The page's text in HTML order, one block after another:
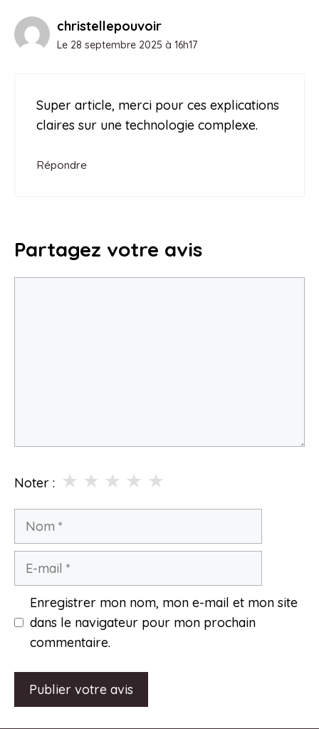
christellepouvoir
Le 28 septembre 2025 à 16h17
Super article, merci pour ces explications
claires sur une technologie complexe.
Répondre
Partagez votre avis
Noter : ★
★
★
★
★
Nom
Enregistrer mon nom, mon e-mail et mon site
dans le navigateur pour mon prochain
commentaire.